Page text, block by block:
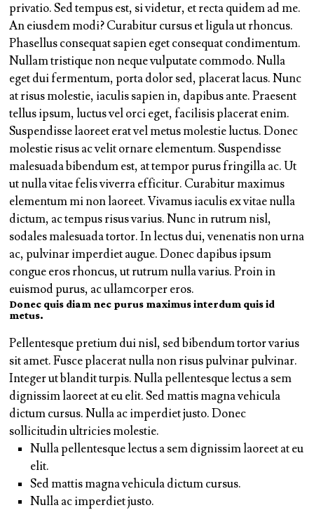
privatio. Sed tempus est, si videtur, et recta quidem ad me.
An eiusdem modi?Curabitur cursus et ligula ut rhoncus.
Phasellus consequat sapien eget consequat condimentum.
Nullam tristique non neque vulputate commodo. Nulla
eget dui fermentum, porta dolor sed, placerat lacus. Nunc
at risus molestie, iaculis sapien in, dapibus ante.Praesent
tellus ipsum, luctus vel orci eget, facilisis placerat enim.
Suspendisse laoreet erat vel metus molestie luctus. Donec
molestie risus ac velit ornare elementum. Suspendisse
malesuada bibendum est, at tempor purus fringilla ac. Ut
ut nulla vitae felis viverra efficitur. Curabitur maximus
elementum mi non laoreet. Vivamus iaculis ex vitae nulla
dictum, ac tempus risus varius. Nunc in rutrum nisl,
sodales malesuada tortor. In lectus dui, venenatis non urna
ac, pulvinar imperdiet augue. Donec dapibus ipsum
congue eros rhoncus, ut rutrum nulla varius. Proin in
euismod purus, ac ullamcorper eros.
Donec quis diam nec purus maximus interdum quis id
metus.
Pellentesque pretium dui nisl, sed bibendum tortor varius
sit amet. Fusce placerat nulla non risus pulvinar pulvinar.
Integer ut blandit turpis. Nulla pellentesque lectus a sem
dignissim laoreet at eu elit. Sed mattis magna vehicula
dictum cursus. Nulla ac imperdiet justo. Donec
sollicitudin ultricies molestie.
Nulla pellentesque lectus a sem dignissim laoreet at eu
elit.
Sed mattis magna vehicula dictum cursus.
Nulla ac imperdiet justo.